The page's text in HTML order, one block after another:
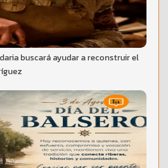
buscará ayudar a reconstruir el